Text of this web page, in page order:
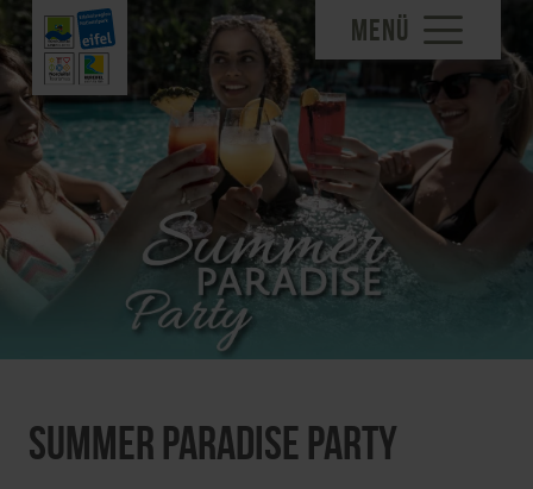
MENÜ
Summer Paradise Party